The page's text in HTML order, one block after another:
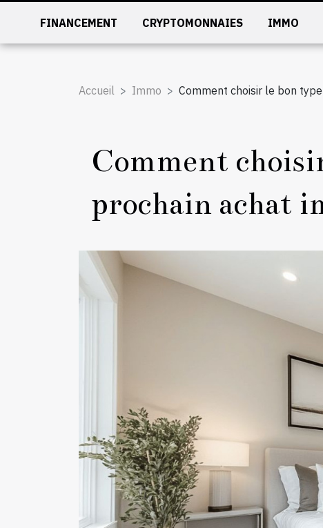
FINANCEMENT CRYPTOMONNAIES IMMO
Accueil Immo Comment choisir le bon
Comment
prochain achat